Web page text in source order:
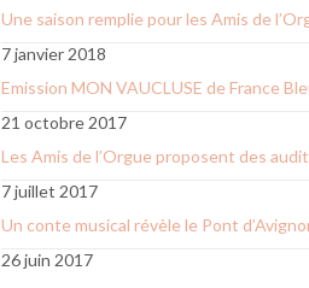
Une saison remplie pour les Amis de
7 janvier 2018
Emission MON VAUCLUSE de France
21 octobre 2017
Les Amis de l’Orgue proposent des
7 juillet 2017
Un conte musical révèle le Pont
26 juin 2017